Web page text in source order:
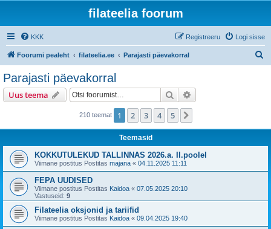
filateelia foorum
KKK Logi sisse
Registreeru
Foorumi pealeht filateelia.ee Parajasti päevakorral
Parajasti päevakorral
Uus teema Otsi
210 teemat 1 2 3 4 5
Teemasid
KOKKUTULEKUD TALLINNAS 2026.a. II.poolel
Viimane postitus Postitas majana « 04.11.2025 11:11
FEPA UUDISED
Viimane postitus Postitas Kaidoa « 07.05.2025 20:10
Vastuseid: 9
Filateelia oksjonid ja tariifid
Viimane postitus Postitas Kaidoa « 09.04.2025 19:40